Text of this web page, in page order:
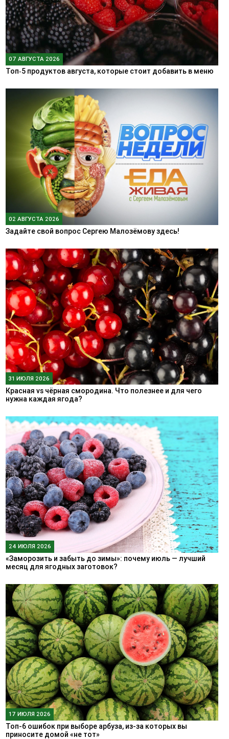
07 АВГУСТА 2026
Топ‑5 продуктов августа, которые стоит добавить в меню
02 АВГУСТА 2026
Задайте свой вопрос Сергею Малозёмову здесь!
31 ИЮЛЯ 2026
Красная vs чёрная смородина. Что полезнее и для чего
нужна каждая ягода?
24 ИЮЛЯ 2026
«Заморозить и забыть до зимы»: почему июль — лучший
месяц для ягодных заготовок?
17 ИЮЛЯ 2026
Топ-6 ошибок при выборе арбуза, из-за которых вы
приносите домой «не тот»